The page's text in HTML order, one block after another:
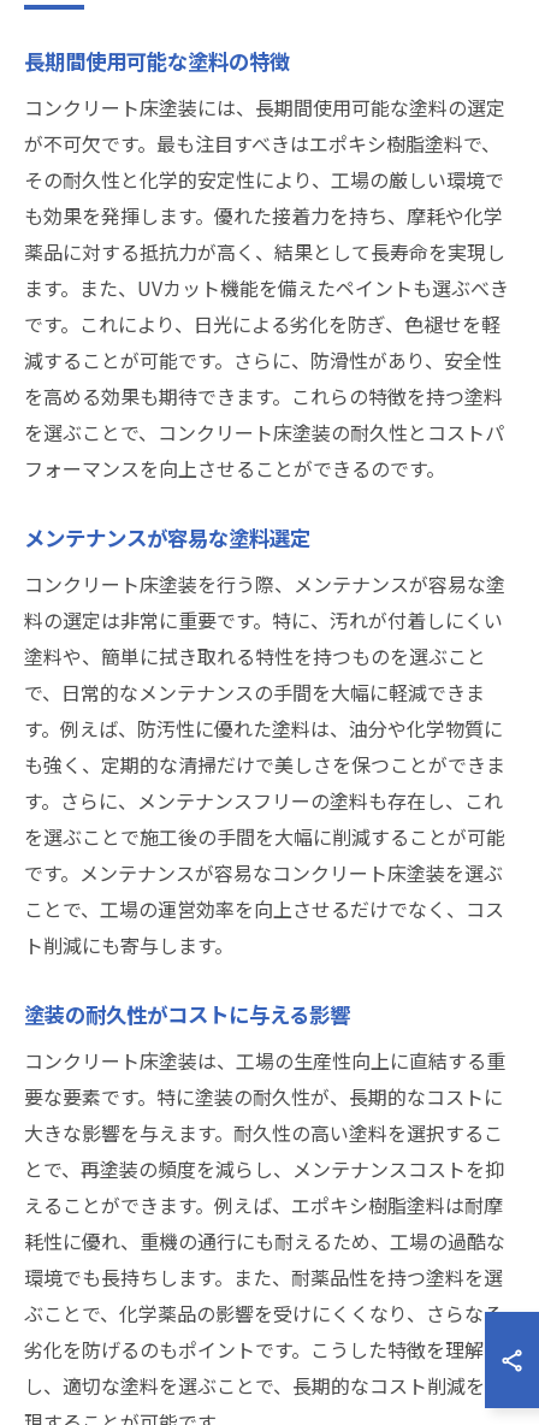
長期間使用可能な塗料の特徴
コンクリート床塗装には、長期間使用可能な塗料の選定
が不可欠です。最も注目すべきはエポキシ樹脂塗料で、
その耐久性と化学的安定性により、工場の厳しい環境で
も効果を発揮します。優れた接着力を持ち、摩耗や化学
薬品に対する抵抗力が高く、結果として長寿命を実現し
ます。また、UVカット機能を備えたペイントも選ぶべき
です。これにより、日光による劣化を防ぎ、色褪せを軽
減することが可能です。さらに、防滑性があり、安全性
を高める効果も期待できます。これらの特徴を持つ塗料
を選ぶことで、コンクリート床塗装の耐久性とコストパ
フォーマンスを向上させることができるのです。
メンテナンスが容易な塗料選定
コンクリート床塗装を行う際、メンテナンスが容易な塗
料の選定は非常に重要です。特に、汚れが付着しにくい
塗料や、簡単に拭き取れる特性を持つものを選ぶこと
で、日常的なメンテナンスの手間を大幅に軽減できま
す。例えば、防汚性に優れた塗料は、油分や化学物質に
も強く、定期的な清掃だけで美しさを保つことができま
す。さらに、メンテナンスフリーの塗料も存在し、これ
を選ぶことで施工後の手間を大幅に削減することが可能
です。メンテナンスが容易なコンクリート床塗装を選ぶ
ことで、工場の運営効率を向上させるだけでなく、コス
ト削減にも寄与します。
塗装の耐久性がコストに与える影響
コンクリート床塗装は、工場の生産性向上に直結する重
要な要素です。特に塗装の耐久性が、長期的なコストに
大きな影響を与えます。耐久性の高い塗料を選択するこ
とで、再塗装の頻度を減らし、メンテナンスコストを抑
えることができます。例えば、エポキシ樹脂塗料は耐摩
耗性に優れ、重機の通行にも耐えるため、工場の過酷な
環境でも長持ちします。また、耐薬品性を持つ塗料を選
ぶことで、化学薬品の影響を受けにくくなり、さらなる
劣化を防げるのもポイントです。こうした特徴を理解
し、適切な塗料を選ぶことで、長期的なコスト削減を実